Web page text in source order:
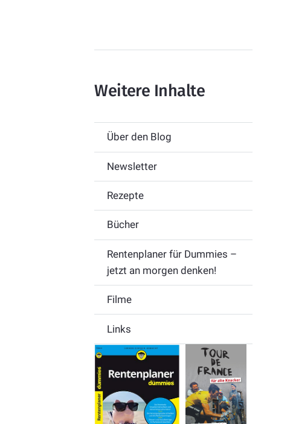
Weitere Inhalte
Über den Blog
Newsletter
Rezepte
Bücher
Rentenplaner für Dummies –
jetzt an morgen denken!
Filme
Links